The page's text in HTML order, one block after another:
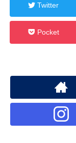
Twitter
Pocket